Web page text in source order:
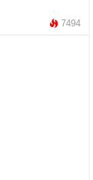
7494